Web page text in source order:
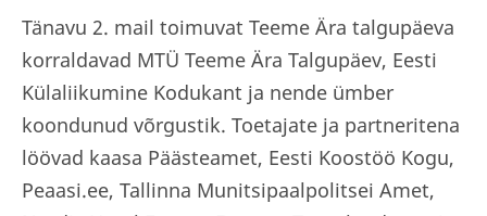
Tänavu 2. mail toimuvat Teeme Ära talgupäeva
korraldavad MTÜ Teeme Ära Talgupäev, Eesti
Külaliikumine Kodukant ja nende ümber
koondunud võrgustik. Toetajate ja partneritena
löövad kaasa Päästeamet, Eesti Koostöö Kogu,
Peaasi.ee, Tallinna Munitsipaalpolitsei Amet,